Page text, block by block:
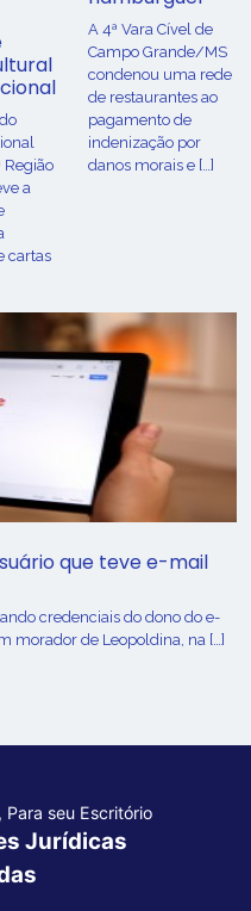
Região
a
cartas
A 4ª Vara Cível de
Campo Grande/MS
condenou uma rede
de restaurantes ao
pagamento de
indenização por
danos morais e […]
que teve e-mail
credenciais do dono do e-
morador de Leopoldina, na […]
Para seu Escritório
Jurídicas